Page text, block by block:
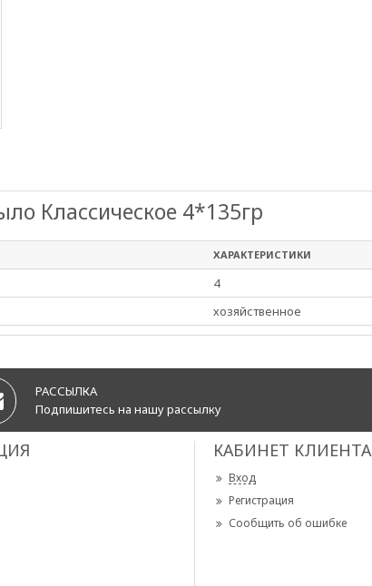
Классическое 4*135гр
ХАРАКТЕРИСТИКИ
4
хозяйственное
РАССЫЛКА
Подпишитесь на нашу рассылку
КАБИНЕТ КЛИЕНТА
Вход
Регистрация
Сообщить об ошибке